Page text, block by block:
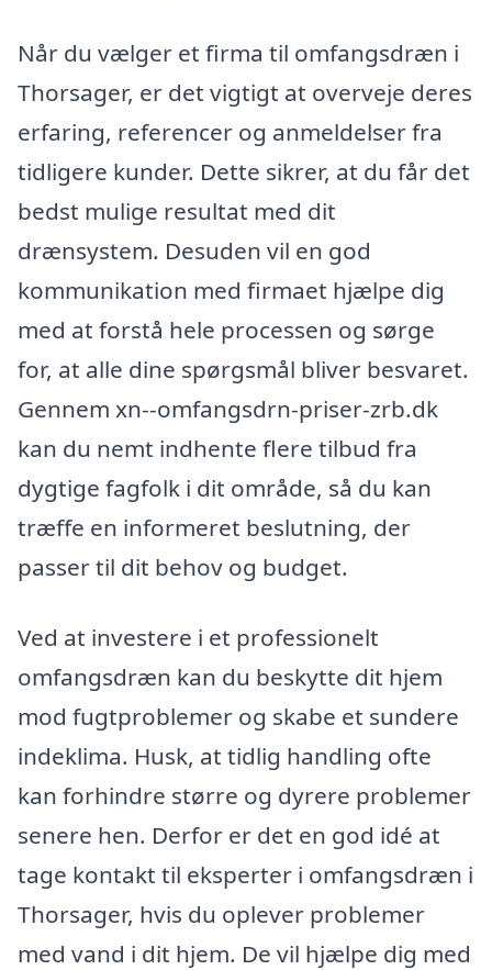
Når du vælger et firma til omfangsdræn i
Thorsager, er det vigtigt at overveje deres
erfaring, referencer og anmeldelser fra
tidligere kunder. Dette sikrer, at du får det
bedst mulige resultat med dit
drænsystem. Desuden vil en god
kommunikation med firmaet hjælpe dig
med at forstå hele processen og sørge
for, at alle dine spørgsmål bliver besvaret.
Gennem xn--omfangsdrn-priser-zrb.dk
kan du nemt indhente flere tilbud fra
dygtige fagfolk i dit område, så du kan
træffe en informeret beslutning, der
passer til dit behov og budget.
Ved at investere i et professionelt
omfangsdræn kan du beskytte dit hjem
mod fugtproblemer og skabe et sundere
indeklima. Husk, at tidlig handling ofte
kan forhindre større og dyrere problemer
senere hen. Derfor er det en god idé at
tage kontakt til eksperter i omfangsdræn i
Thorsager, hvis du oplever problemer
med vand i dit hjem. De vil hjælpe dig med